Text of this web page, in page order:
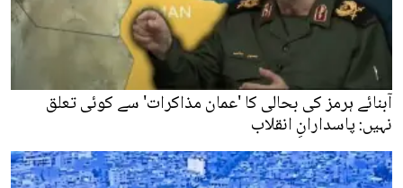
آبنائے ہرمز کی بحالی کا 'عمان مذاکرات' سے کوئی تعلق
نہیں: پاسدارانِ انقلاب